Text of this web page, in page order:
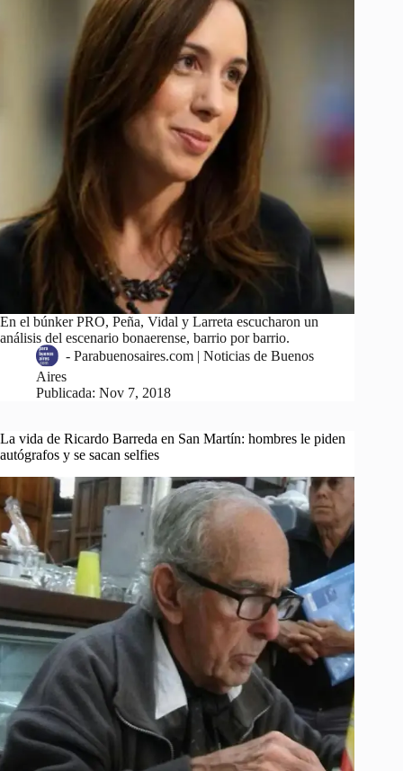
En el búnker PRO, Peña, Vidal y Larreta escucharon un
análisis del escenario bonaerense, barrio por barrio.
- Parabuenosaires.com | Noticias de Buenos
Aires
Publicada: Nov 7, 2018
La vida de Ricardo Barreda en San Martín: hombres le piden
autógrafos y se sacan selfies